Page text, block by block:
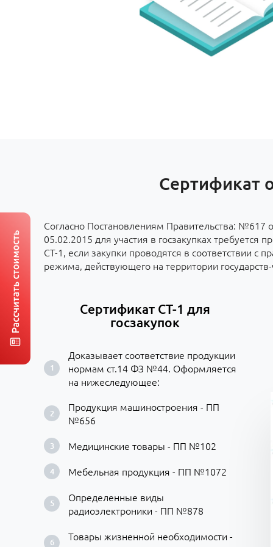
Сертификат
Согласно Постановлениям Правительства: №617
05.02.2015 для участия в госзакупках требуется
СТ-1, если закупки проводятся в соответствии с
режима, действующего на территории
Сертификат СТ-1 для
госзакупок
Доказывает соответствие продукции
нормам ст.14 ФЗ №44. Оформляется
на нижеследующее:
Продукция машиностроения - ПП
№656
Медицинские товары - ПП №102
Мебельная продукция - ПП №1072
Определенные виды
радиоэлектроники - ПП №878
Товары жизненной необходимости -